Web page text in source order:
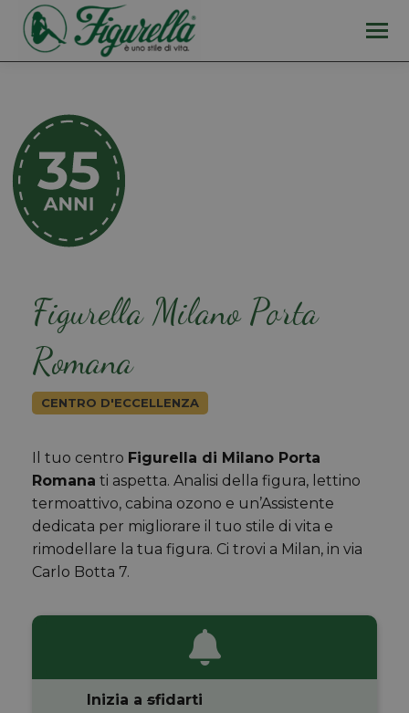
Figurella Milano Porta
Romana
CENTRO D'ECCELLENZA
Il tuo centro Figurella di Milano Porta
Romana ti aspetta. Analisi della figura, lettino
termoattivo, cabina ozono e un’Assistente
dedicata per migliorare il tuo stile di vita e
rimodellare la tua figura. Ci trovi a Milan, in via
Carlo Botta 7.
Inizia a sfidarti